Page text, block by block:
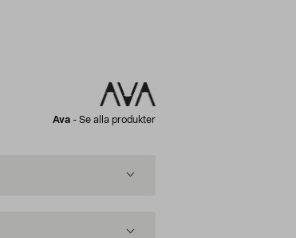
Ava - Se alla produkter